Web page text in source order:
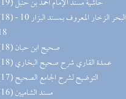
(18) البحر الزخار المعروف
(18) صحيح ابن حبان
(18) عمدة القاري شرح صحيح البخاري
(17) التوضيح لشرح الجامع الصحيح
(16) مسند الشاميين